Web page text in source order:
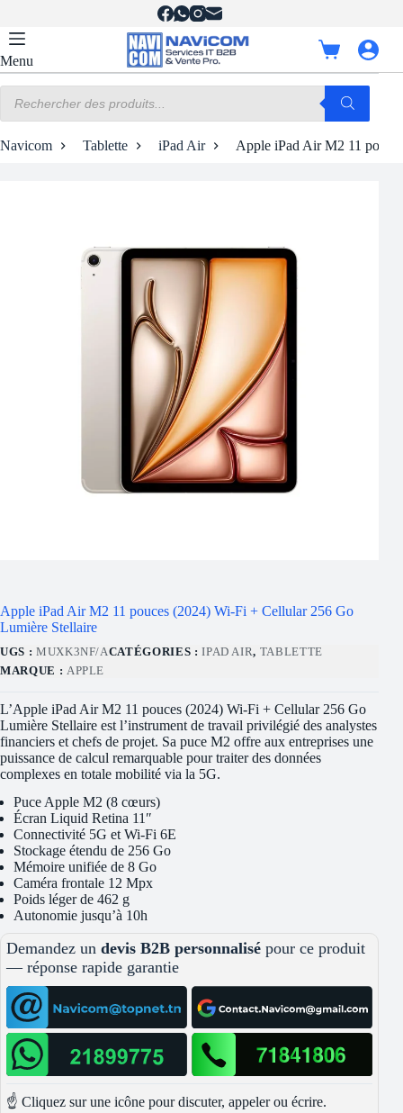
contenu
Menu
Panier
d’achat
produits
Navicom Tablette iPad Air Apple iPad Air M2 11
Apple iPad Air M2 11 pouces (2024) Wi-Fi + Cellular 256 Go
Lumière Stellaire
UGS : MUXK3NF/ACATÉGORIES :IPAD AIR, TABLETTE
MARQUE : APPLE
L’Apple iPad Air M2 11 pouces (2024) Wi-Fi + Cellular 256 Go
Lumière Stellaire est l’instrument de travail privilégié des analystes
financiers et chefs de projet. Sa puce M2 offre aux entreprises une
puissance de calcul remarquable pour traiter des données
complexes en totale mobilité via la 5G.
Puce Apple M2 (8 cœurs)
Écran Liquid Retina 11″
Connectivité 5G et Wi-Fi 6E
Stockage étendu de 256 Go
Mémoire unifiée de 8 Go
Caméra frontale 12 Mpx
Poids léger de 462 g
Autonomie jusqu’à 10h
Demandez un devis B2B personnalisé pour ce produit
— réponse rapide garantie
☝️ Cliquez sur une icône pour discuter, appeler ou écrire.